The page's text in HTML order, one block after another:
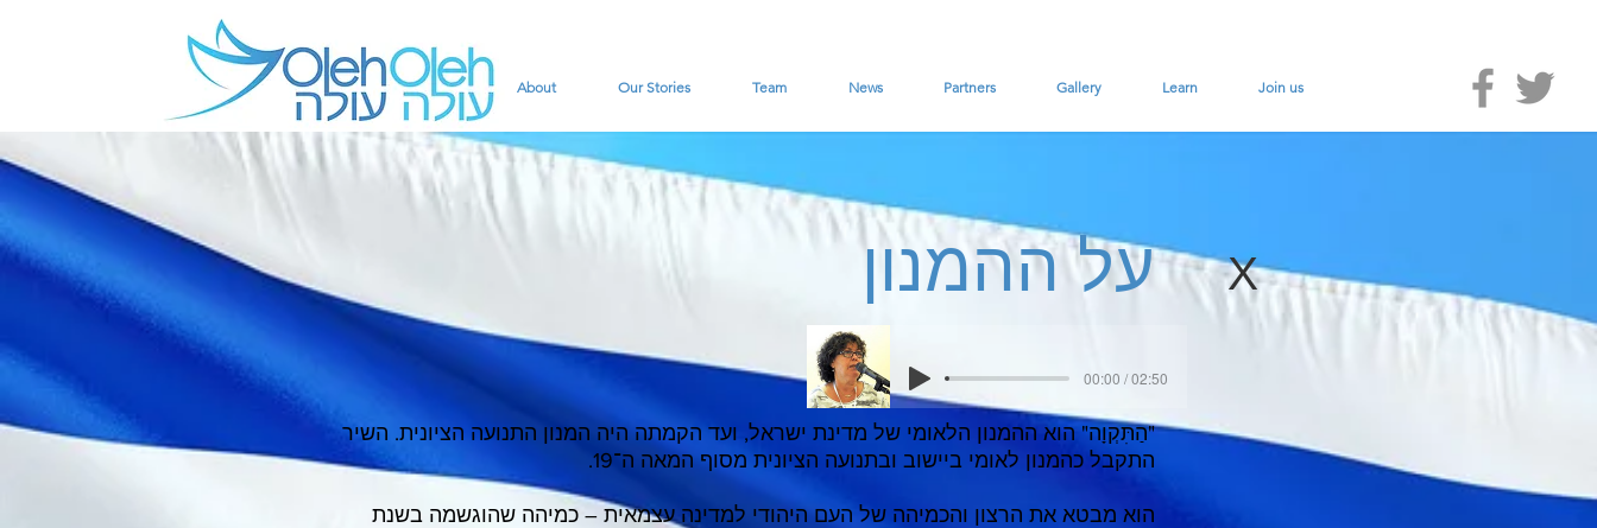
About Our Stories Team News Partners Gallery Learn Join us
על ההמנון
"הַתִּקְוָה" הוא ההמנון הלאומי של מדינת ישראל, ועד הקמתה היה המנון התנועה הציונית. השיר
התקבל כהמנון לאומי ביישוב ובתנועה הציונית מסוף המאה ה־19.
הוא מבטא את הרצון והכמיהה של העם היהודי למדינה עצמאית – כמיהה שהוגשמה בשנת
X
00:00 / 02:50